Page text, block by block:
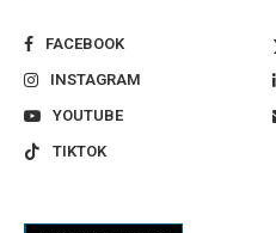
FACEBOOK
INSTAGRAM
YOUTUBE
TIKTOK